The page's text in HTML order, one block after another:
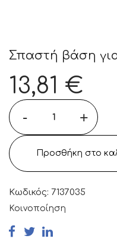
Σπαστή βάση
13,81 €
- +
Προσθήκη στο
Κωδικός: 7137035
Κοινοποίηση